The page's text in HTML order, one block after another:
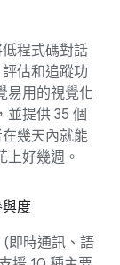
程式碼對話
估和追蹤功
易用的視覺化
並提供 35 個
幾天內就能
上好幾週。
度
即時通訊、語